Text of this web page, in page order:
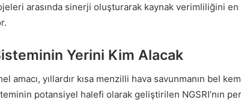
arasında sinerji oluşturarak kaynak verimliliğini
Yerini Kim Alacak
amacı, yıllardır kısa menzilli hava savunmanın bel
potansiyel halefi olarak geliştirilen NGSRI’nın